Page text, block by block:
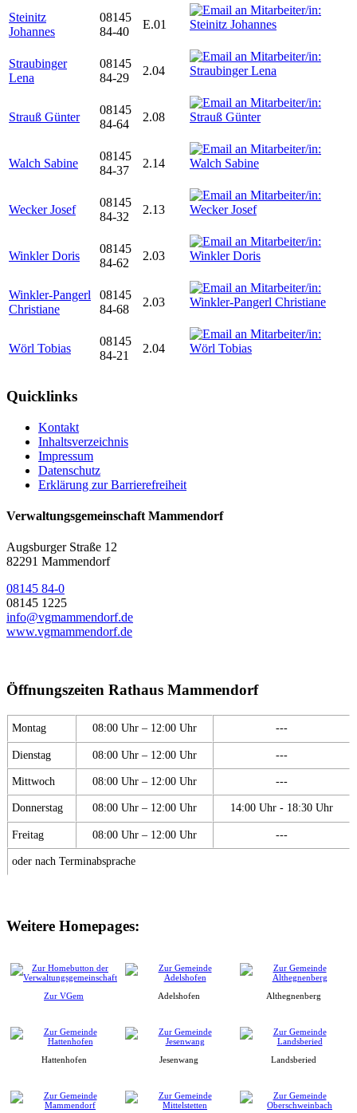
Steinitz
Johannes
08145
84-40
E.01
Straubinger
Lena
08145
84-29
2.04
Strauß Günter
08145
84-64
2.08
Walch Sabine
08145
84-37
2.14
Wecker Josef
08145
84-32
2.13
Winkler Doris
08145
84-62
2.03
Winkler-Pangerl
Christiane
08145
84-68
2.03
Wörl Tobias
08145
84-21
2.04
Quicklinks
Kontakt
Inhaltsverzeichnis
Impressum
Datenschutz
Erklärung zur Barrierefreiheit
Verwaltungsgemeinschaft Mammendorf
Augsburger Straße 12
82291 Mammendorf
08145 84-0
08145 1225
info@vgmammendorf.de
www.vgmammendorf.de
Öffnungszeiten Rathaus Mammendorf
Montag 08:00 Uhr – 12:00 Uhr ---
Dienstag 08:00 Uhr – 12:00 Uhr ---
Mittwoch 08:00 Uhr – 12:00 Uhr ---
Donnerstag 08:00 Uhr – 12:00 Uhr 14:00 Uhr - 18:30 Uhr
Freitag 08:00 Uhr – 12:00 Uhr ---
oder nach Terminabsprache
Weitere Homepages:
Zur VGem Adelshofen Althegnenberg
Hattenhofen Jesenwang Landsberied